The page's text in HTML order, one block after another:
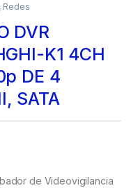
, Redes
DVR
K1 4CH
DE 4
SATA
de Videovigilancia